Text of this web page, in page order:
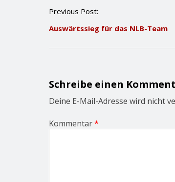
P
s
n
i
g
a
o
Previous Post:
Auswärtssieg für das NLB-Team
Schreibe einen
Deine E-Mail-Adresse wird nicht
Kommentar*